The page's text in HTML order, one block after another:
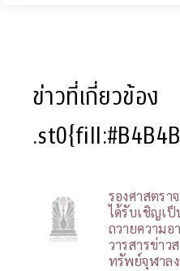
ข่าวที่เกี่ยวข้อง
รองศาสตรา
ได้รับเชิญเ
ถวายความ
วารสารข่า
ทรัพย์จุฬาล